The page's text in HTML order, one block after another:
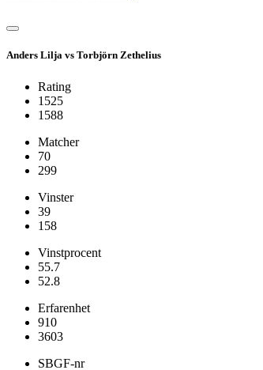
Anders Lilja vs Torbjörn Zethelius
Rating
1525
1588
Matcher
70
299
Vinster
39
158
Vinstprocent
55.7
52.8
Erfarenhet
910
3603
SBGF-nr